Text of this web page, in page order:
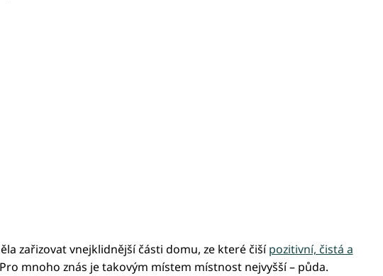
zařizovat vnejklidnější části domu, ze které čišípozitivní, čistá a
mnoho znás je takovým místem místnost nejvyšší – půda.